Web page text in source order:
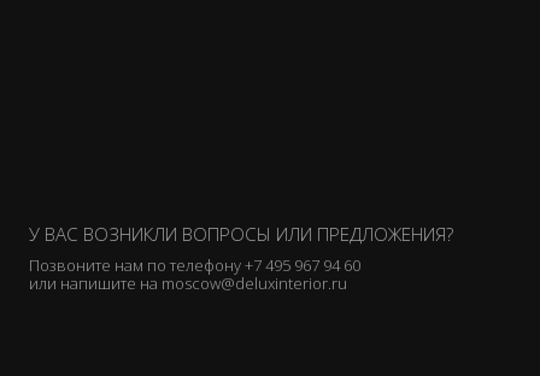
У ВАС ВОЗНИКЛИ ВОПРОСЫ ИЛИ ПРЕДЛОЖЕНИЯ?
Позвоните нам по телефону+7 495 967 94 60
или напишите на moscow@deluxinterior.ru